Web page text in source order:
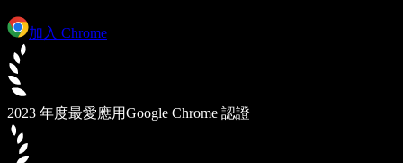
加入 Chrome
2023 年度最愛應用Google Chrome 認證